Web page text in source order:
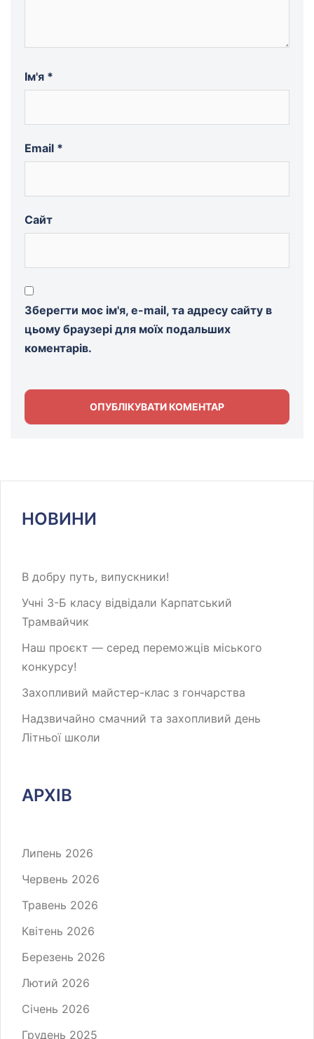
Ім'я *
Email *
Сайт
Зберегти моє ім'я, e-mail, та адресу сайту в
цьому браузері для моїх подальших
коментарів.
НОВИНИ
В добру путь, випускники!
Учні 3-Б класу відвідали Карпатський
Трамвайчик
Наш проєкт — серед переможців міського
конкурсу!
Захопливий майстер-клас з гончарства
Надзвичайно смачний та захопливий день
Літньої школи
АРХІВ
Липень 2026
Червень 2026
Травень 2026
Квітень 2026
Березень 2026
Лютий 2026
Січень 2026
Грудень 2025